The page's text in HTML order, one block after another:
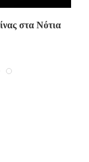
στα Νότια